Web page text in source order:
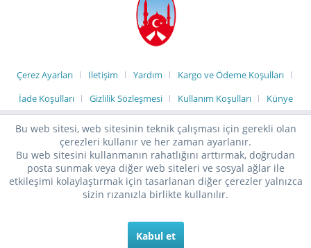
Çerez Ayarları İletişim Yardım
Kargo ve Ödeme Koşulları
İade Koşulları
Gizlilik Sözleşmesi Kullanım Koşulları Künye
Bu web sitesi, web sitesinin teknik çalışması için gerekli olan
çerezleri kullanır ve her zaman ayarlanır.
Bu web sitesini kullanmanın rahatlığını arttırmak, doğrudan
posta sunmak veya diğer web siteleri ve sosyal ağlar ile
etkileşimi kolaylaştırmak için tasarlanan diğer çerezler yalnızca
sizin rızanızla birlikte kullanılır.
Kabul et